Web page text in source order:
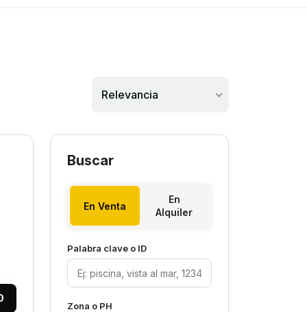
Relevancia
Buscar
En Venta
En
Alquiler
Palabra clave o ID
Zona o PH